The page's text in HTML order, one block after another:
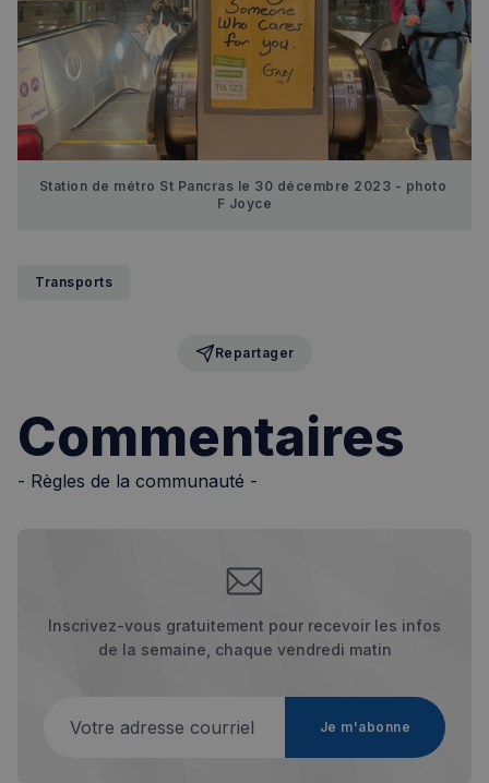
Station de métro St Pancras le 30 décembre 2023 - photo
F Joyce
Transports
Repartager
Commentaires
- Règles de la communauté -
Inscrivez-vous gratuitement pour recevoir les infos
de la semaine, chaque vendredi matin
Je m'abonne
CookieScriptConsent
sp_t
VISITOR_PRIVACY_METADATA
YouTube
.youtube.com
5 mois 4
Politique de confidentialité de
Google